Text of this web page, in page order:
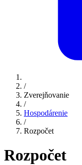
/
Zverejňovanie
/
Hospodárenie
/
Rozpočet
Rozpočet